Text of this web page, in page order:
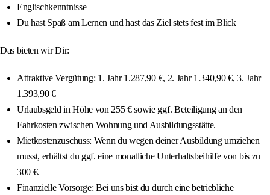
Englischkenntnisse
Du hast Spaß am Lernen und hast das Ziel stets fest im Blick
Das bieten wir Dir:
Attraktive Vergütung: 1. Jahr 1.287,90 €, 2. Jahr 1.340,90 €, 3. Jahr
1.393,90 €
Urlaubsgeld in Höhe von 255 € sowie ggf. Beteiligung an den
Fahrkosten zwischen Wohnung und Ausbildungsstätte.
Mietkostenzuschuss: Wenn du wegen deiner Ausbildung umziehen
musst, erhältst du ggf. eine monatliche Unterhaltsbeihilfe von bis zu
300 €.
Finanzielle Vorsorge: Bei uns bist du durch eine betriebliche